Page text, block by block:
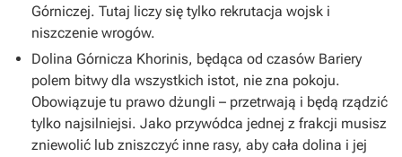
Górniczej. Tutaj liczy się tylko rekrutacja wojsk i
niszczenie wrogów.
Dolina Górnicza Khorinis, będąca od czasów Bariery
polem bitwy dla wszystkich istot, nie zna pokoju.
Obowiązuje tu prawo dżungli – przetrwają i będą rządzić
tylko najsilniejsi. Jako przywódca jednej z frakcji musisz
zniewolić lub zniszczyć inne rasy, aby cała dolina i jej